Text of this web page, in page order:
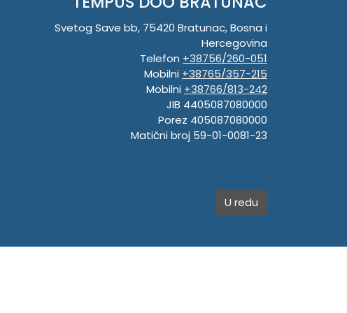
Svetog Save bb, 75420 Bratunac, Bosna i
Hercegovina
Telefon +38756/260-051
Mobilni +38765/357-215
Mobilni +38766/813-242
JIB 4405087080000
Porez 405087080000
Matični broj 59-01-0081-23
U redu